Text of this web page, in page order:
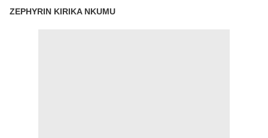
ZEPHYRIN KIRIKA NKUMU